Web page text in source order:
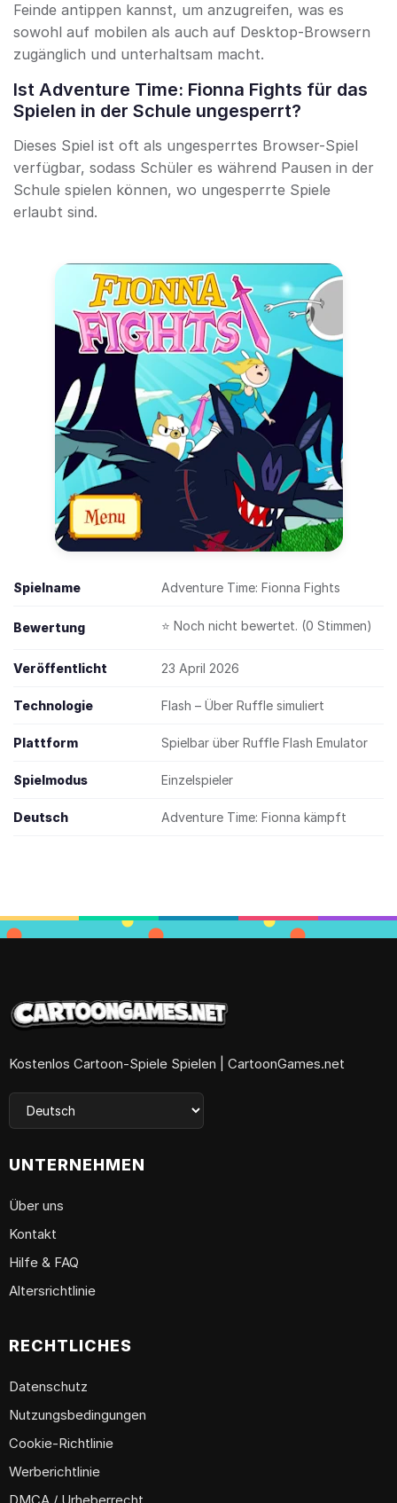
Feinde antippen kannst, um anzugreifen, was es
sowohl auf mobilen als auch auf Desktop-Browsern
zugänglich und unterhaltsam macht.
Ist Adventure Time: Fionna Fights für das
Spielen in der Schule ungesperrt?
Dieses Spiel ist oft als ungesperrtes Browser-Spiel
verfügbar, sodass Schüler es während Pausen in der
Schule spielen können, wo ungesperrte Spiele
erlaubt sind.
Spielname Adventure Time: Fionna Fights
Bewertung ⭐ Noch nicht bewertet. (0 Stimmen)
Veröffentlicht 23 April 2026
Technologie Flash – Über Ruffle simuliert
Plattform Spielbar über Ruffle Flash Emulator
Spielmodus Einzelspieler
Deutsch Adventure Time: Fionna kämpft
Kostenlos Cartoon-Spiele Spielen | CartoonGames.net
UNTERNEHMEN
Über uns
Kontakt
Hilfe & FAQ
Altersrichtlinie
RECHTLICHES
Datenschutz
Nutzungsbedingungen
Cookie-Richtlinie
Werberichtlinie